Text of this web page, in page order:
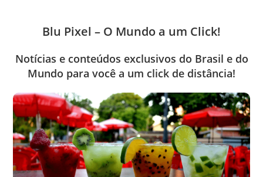
Blu Pixel – O Mundo a um Click!
Notícias e conteúdos exclusivos do Brasil e do
Mundo para você a um click de distância!